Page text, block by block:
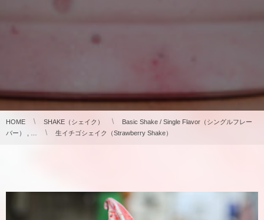
HOME SHAKE（シェイク）
Basic Shake / Single Flavor（シングルフレー
バー） , …
生イチゴシェイク（Strawberry Shake）